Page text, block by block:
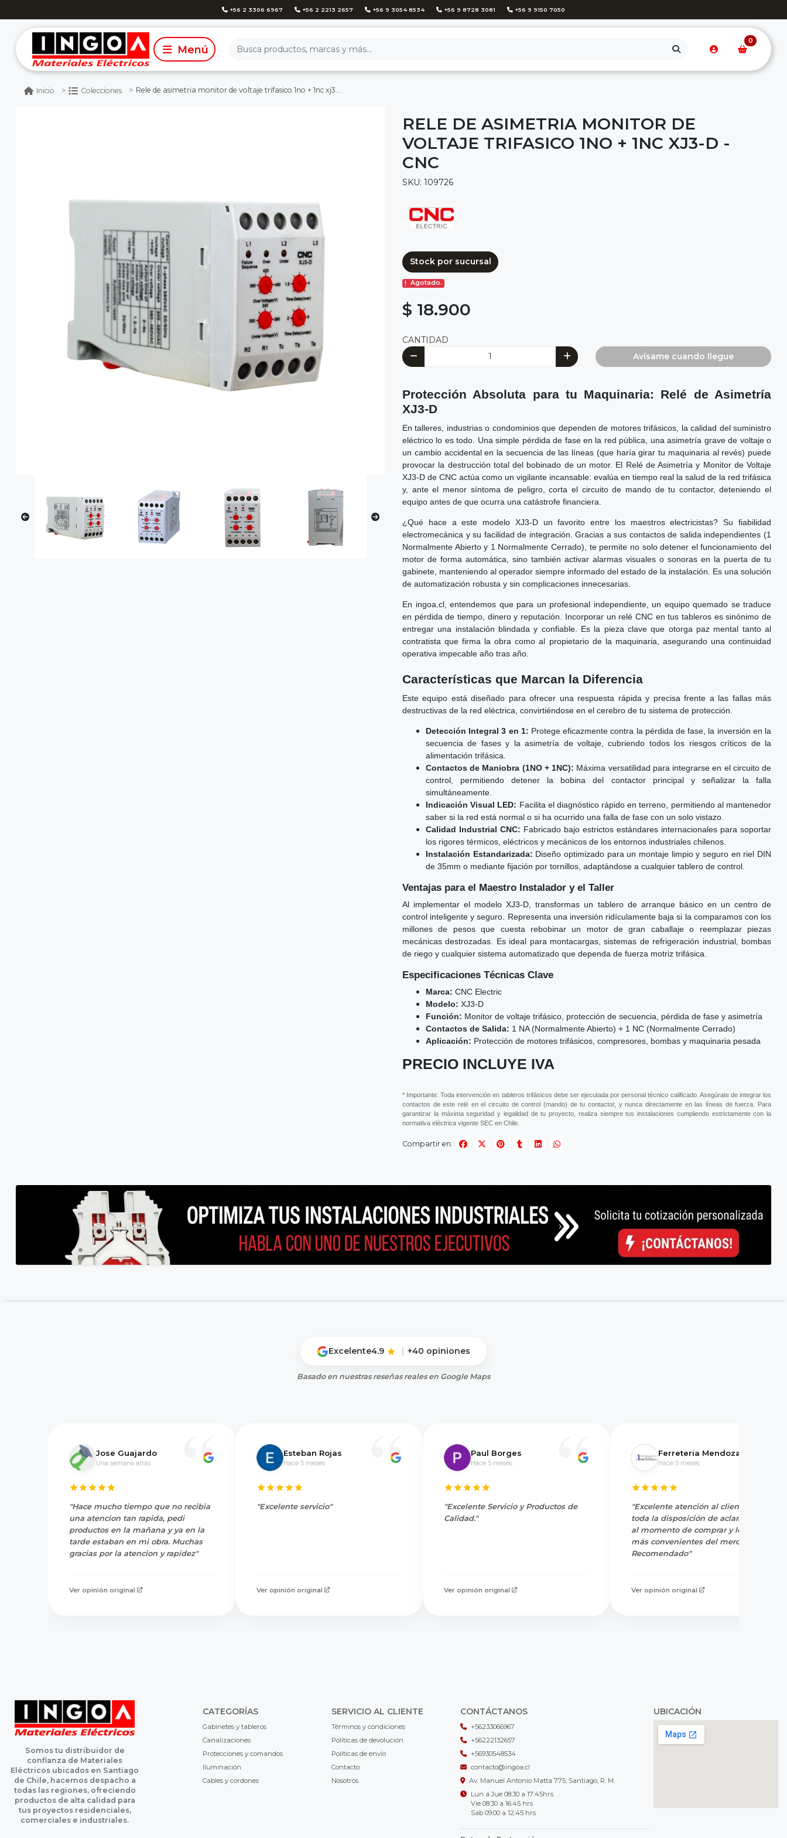
+56 2 3306 6967 +56 2 2213 2657 +56 9 3054 8534 +56 9 8728 3081 +56 9 9150 7050
0
Inicio Colecciones Rele de asimetria monitor de voltaje trifasico 1no + 1nc xj3-d - cnc
RELE DE ASIMETRIA MONITOR DE
VOLTAJE TRIFASICO 1NO + 1NC XJ3-D -
CNC
SKU: 109726
Stock por sucursal
Agotado.
$ 18.900
CANTIDAD
Avísame cuando llegue
Protección Absoluta para tu Maquinaria: Relé de Asimetría
XJ3-D
En talleres, industrias o condominios que dependen de motores trifásicos, la calidad del suministro
eléctrico lo es todo. Una simple pérdida de fase en la red pública, una asimetría grave de voltaje o
un cambio accidental en la secuencia de las líneas (que haría girar tu maquinaria al revés) puede
provocar la destrucción total del bobinado de un motor. El Relé de Asimetría y Monitor de Voltaje
XJ3-D de CNC actúa como un vigilante incansable: evalúa en tiempo real la salud de la red trifásica
y, ante el menor síntoma de peligro, corta el circuito de mando de tu contactor, deteniendo el
equipo antes de que ocurra una catástrofe financiera.
¿Qué hace a este modelo XJ3-D un favorito entre los maestros electricistas? Su fiabilidad
electromecánica y su facilidad de integración. Gracias a sus contactos de salida independientes (1
Normalmente Abierto y 1 Normalmente Cerrado), te permite no solo detener el funcionamiento del
motor de forma automática, sino también activar alarmas visuales o sonoras en la puerta de tu
gabinete, manteniendo al operador siempre informado del estado de la instalación. Es una solución
de automatización robusta y sin complicaciones innecesarias.
En ingoa.cl, entendemos que para un profesional independiente, un equipo quemado se traduce
en pérdida de tiempo, dinero y reputación. Incorporar un relé CNC en tus tableros es sinónimo de
entregar una instalación blindada y confiable. Es la pieza clave que otorga paz mental tanto al
contratista que firma la obra como al propietario de la maquinaria, asegurando una continuidad
operativa impecable año tras año.
Características que Marcan la Diferencia
Este equipo está diseñado para ofrecer una respuesta rápida y precisa frente a las fallas más
destructivas de la red eléctrica, convirtiéndose en el cerebro de tu sistema de protección.
Detección Integral 3 en 1: Protege eficazmente contra la pérdida de fase, la inversión en la
secuencia de fases y la asimetría de voltaje, cubriendo todos los riesgos críticos de la
alimentación trifásica.
Contactos de Maniobra (1NO + 1NC): Máxima versatilidad para integrarse en el circuito de
control, permitiendo detener la bobina del contactor principal y señalizar la falla
simultáneamente.
Indicación Visual LED: Facilita el diagnóstico rápido en terreno, permitiendo al mantenedor
saber si la red está normal o si ha ocurrido una falla de fase con un solo vistazo.
Calidad Industrial CNC: Fabricado bajo estrictos estándares internacionales para soportar
los rigores térmicos, eléctricos y mecánicos de los entornos industriales chilenos.
Instalación Estandarizada: Diseño optimizado para un montaje limpio y seguro en riel DIN
de 35mm o mediante fijación por tornillos, adaptándose a cualquier tablero de control.
Ventajas para el Maestro Instalador y el Taller
Al implementar el modelo XJ3-D, transformas un tablero de arranque básico en un centro de
control inteligente y seguro. Representa una inversión ridículamente baja si la comparamos con los
millones de pesos que cuesta rebobinar un motor de gran caballaje o reemplazar piezas
mecánicas destrozadas. Es ideal para montacargas, sistemas de refrigeración industrial, bombas
de riego y cualquier sistema automatizado que dependa de fuerza motriz trifásica.
Especificaciones Técnicas Clave
Marca: CNC Electric
Modelo: XJ3-D
Función: Monitor de voltaje trifásico, protección de secuencia, pérdida de fase y asimetría
Contactos de Salida: 1 NA (Normalmente Abierto) + 1 NC (Normalmente Cerrado)
Aplicación: Protección de motores trifásicos, compresores, bombas y maquinaria pesada
PRECIO INCLUYE IVA
* Importante: Toda intervención en tableros trifásicos debe ser ejecutada por personal técnico calificado. Asegúrate de integrar los
contactos de este relé en el circuito de control (mando) de tu contactor, y nunca directamente en las líneas de fuerza. Para
garantizar la máxima seguridad y legalidad de tu proyecto, realiza siempre tus instalaciones cumpliendo estrictamente con la
normativa eléctrica vigente SEC en Chile.
Compartir en:
Excelente4.9 | +40 opiniones
Basado en nuestras reseñas reales en Google Maps
Jose Guajardo
Una semana atrás
"Hace mucho tiempo que no recibia
una atencion tan rapida, pedi
productos en la mañana y ya en la
tarde estaban en mi obra. Muchas
gracias por la atencion y rapidez"
Ver opinión original
Esteban Rojas
Hace 5 meses
"Excelente servicio"
Ver opinión original
Paul Borges
Hace 5 meses
"Excelente Servicio y Productos de
Calidad."
Ver opinión original
Ferreteria Mendoza
Hace 5 meses
"Excelente atención al cliente, tienen
toda la disposición de aclarar dudas
al momento de comprar y los precios
más convenientes del mercado.
Recomendado"
Ver opinión original
Somos tu distribuidor de
confianza de Materiales
Eléctricos ubicados en Santiago
de Chile, hacemos despacho a
todas las regiones, ofreciendo
productos de alta calidad para
tus proyectos residenciales,
comerciales e industriales.
CATEGORÍAS
Gabinetes y tableros
Canalizaciones
Protecciones y comandos
Iluminación
Cables y cordones
SERVICIO AL CLIENTE
Términos y condiciones
Políticas de devolución
Políticas de envío
Contacto
Nosotros
CONTÁCTANOS
+56233066967
+56222132657
+56930548534
contacto@ingoa.cl
Av. Manuel Antonio Matta 775, Santiago, R. M.
Lun a Jue 08:30 a 17:45hrs
Vie 08:30 a 16:45 hrs
Sab 09:00 a 12:45 hrs
UBICACIÓN